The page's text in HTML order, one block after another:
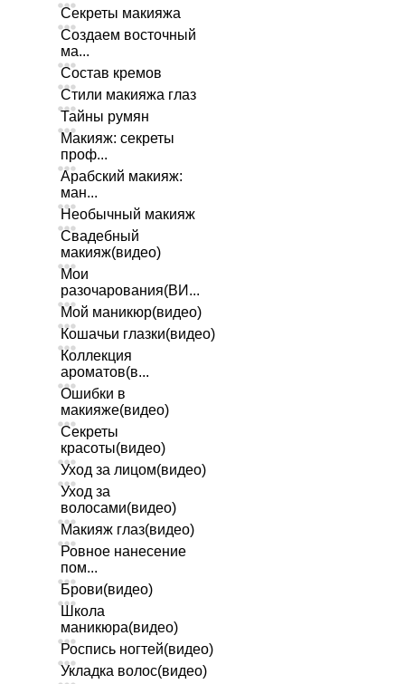
Секреты макияжа
Создаем восточный
ма...
Состав кремов
Стили макияжа глаз
Тайны румян
Макияж: секреты
проф...
Арабский макияж:
ман...
Необычный макияж
Свадебный
макияж(видео)
Мои
разочарования(ВИ...
Мой маникюр(видео)
Кошачьи глазки(видео)
Коллекция
ароматов(в...
Ошибки в
макияже(видео)
Секреты
красоты(видео)
Уход за лицом(видео)
Уход за
волосами(видео)
Макияж глаз(видео)
Ровное нанесение
пом...
Брови(видео)
Школа
маникюра(видео)
Роспись ногтей(видео)
Укладка волос(видео)